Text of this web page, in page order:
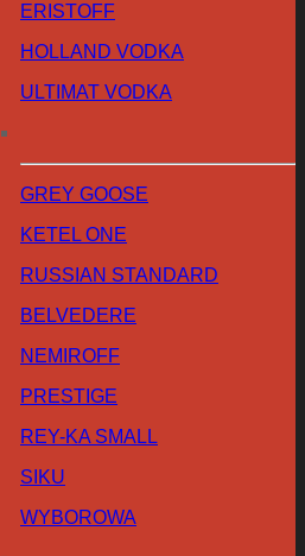
ERISTOFF
HOLLAND VODKA
ULTIMAT VODKA
GREY GOOSE
KETEL ONE
RUSSIAN STANDARD
BELVEDERE
NEMIROFF
PRESTIGE
REY-KA SMALL
SIKU
WYBOROWA